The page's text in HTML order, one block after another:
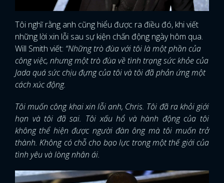
Tôi nghĩ rằng anh cũng hiểu được ra điều đó, khi viết
những lời xin lỗi sau sự kiện chấn động ngày hôm qua.
Will Smith viết: “Những trò đùa với tôi là một phần của
công việc, nhưng một trò đùa về tình trạng sức khỏe của
Jada quá sức chịu đựng của tôi và tôi đã phản ứng một
cách xúc động.
Tôi muốn công khai xin lỗi anh, Chris. Tôi đã ra khỏi giới
hạn và tôi đã sai. Tôi xấu hổ và hành động của tôi
không thể hiện được người đàn ông mà tôi muốn trở
thành. Không có chỗ cho bạo lực trong một thế giới của
tình yêu và lòng nhân ái.